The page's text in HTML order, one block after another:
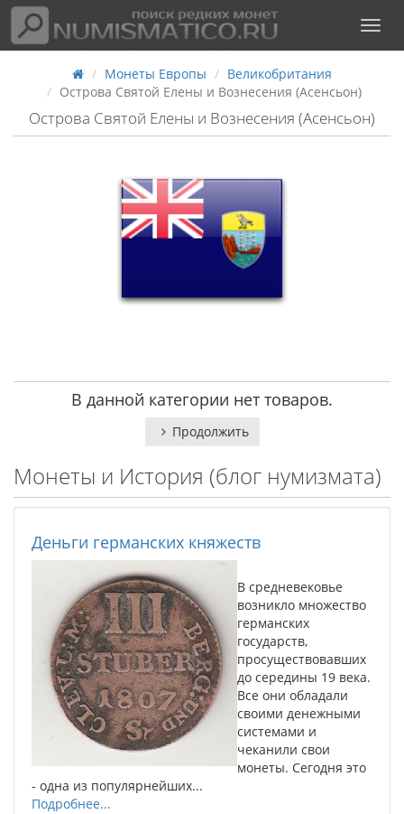
Монеты Европы
Великобритания
Острова Святой Елены и Вознесения (Асенсьон)
Острова Святой Елены и Вознесения (Асенсьон)
В данной категории нет товаров.
Продолжить
Монеты и История (блог нумизмата)
Деньги германских княжеств
В средневековье
возникло множество
германских
государств,
просуществовавших
до середины 19 века.
Все они обладали
своими денежными
системами и
чеканили свои
монеты. Сегодня это
- одна из популярнейших...
Подробнее...